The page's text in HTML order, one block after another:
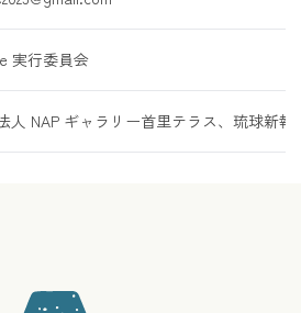
実行委員会
人 NAP ギャラリー首里テラス、琉球新